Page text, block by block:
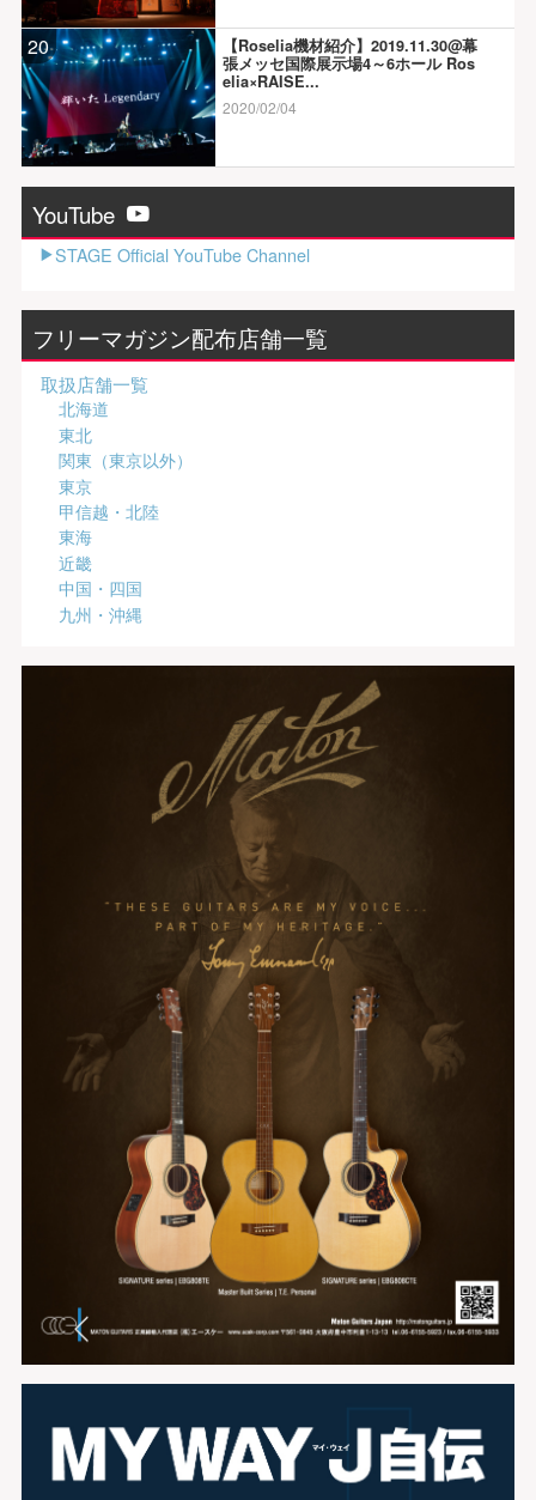
20
【Roselia機材紹介】2019.11.30@幕
張メッセ国際展示場4～6ホール Ros
elia×RAISE...
2020/02/04
YouTube
STAGE Official YouTube Channel
フリーマガジン配布店舗一覧
取扱店舗一覧
北海道
東北
関東（東京以外）
東京
甲信越・北陸
東海
近畿
中国・四国
九州・沖縄